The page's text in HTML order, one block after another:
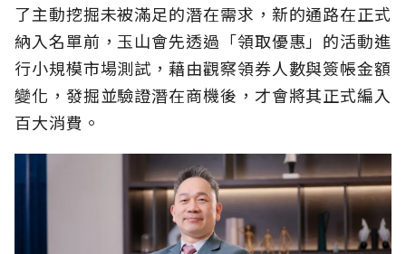
了主動挖掘未被滿足的潛在需求，新的通路在正式
納入名單前，玉山會先透過「領取優惠」的活動進
行小規模市場測試，藉由觀察領券人數與簽帳金額
變化，發掘並驗證潛在商機後，才會將其正式編入
百大消費。